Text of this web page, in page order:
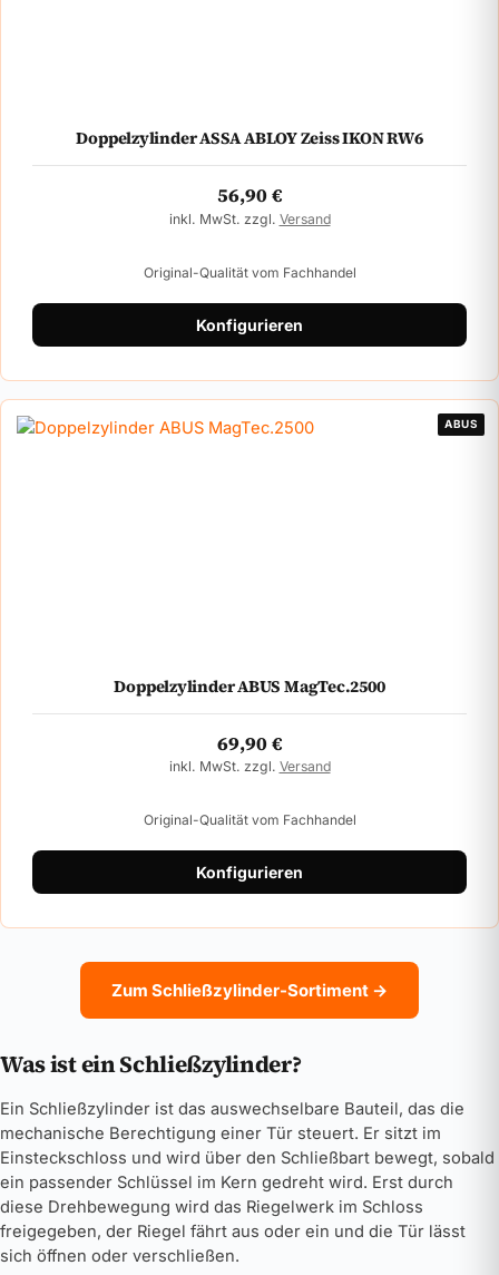
Doppelzylinder ASSA ABLOY Zeiss IKON RW6
56,90€
inkl. MwSt. zzgl. Versand
Original-Qualität vom Fachhandel
Konfigurieren
ABUS
Doppelzylinder ABUS MagTec.2500
69,90€
inkl. MwSt. zzgl. Versand
Original-Qualität vom Fachhandel
Konfigurieren
Zum Schließzylinder-Sortiment →
Was ist ein Schließzylinder?
Ein Schließzylinder ist das auswechselbare Bauteil, das die
mechanische Berechtigung einer Tür steuert. Er sitzt im
Einsteckschloss und wird über den Schließbart bewegt, sobald
ein passender Schlüssel im Kern gedreht wird. Erst durch
diese Drehbewegung wird das Riegelwerk im Schloss
freigegeben, der Riegel fährt aus oder ein und die Tür lässt
sich öffnen oder verschließen.